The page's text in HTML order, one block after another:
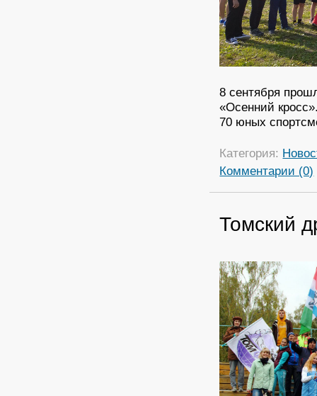
8 сентября
«Осенний
70 юных
Категория:
Комментарии (0)
Томский